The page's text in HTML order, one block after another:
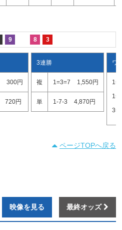
9 8 3
300円
720円
3連勝
複 1=3=7 1,550円
単 1-7-3 4,870円
ワ
ページTOPへ戻る
映像を見る 最終オッズ